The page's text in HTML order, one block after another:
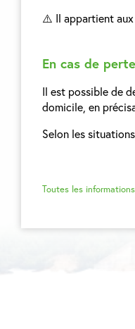
⚠️ Il appartient aux
En cas de
Il est possible de
domicile, en
Selon les
Toutes les